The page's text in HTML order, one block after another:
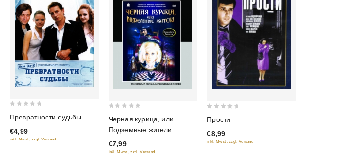
out
of
5
Превратности судьбы
€4,99
inkl. Mwst., zzgl. Versand
out
of
5
Черная курица, или
Подземные жители
(Реставрированная
версия) (Diamant)
€7,99
inkl. Mwst., zzgl. Versand
out
of
5
Прости
€8,99
inkl. Mwst., zzgl. Versand